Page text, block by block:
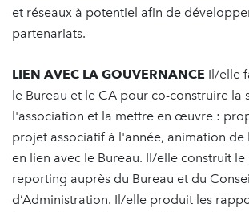
et réseaux à potentiel afin de
partenariats.
LIEN AVEC LA GOUVERNANCE Il/elle
le Bureau et le CA pour co-construire la
l'association et la mettre en œuvre :
projet associatif à l'année, animation de
en lien avec le Bureau. Il/elle construit
reporting auprès du Bureau et du
d’Administration. Il/elle produit les